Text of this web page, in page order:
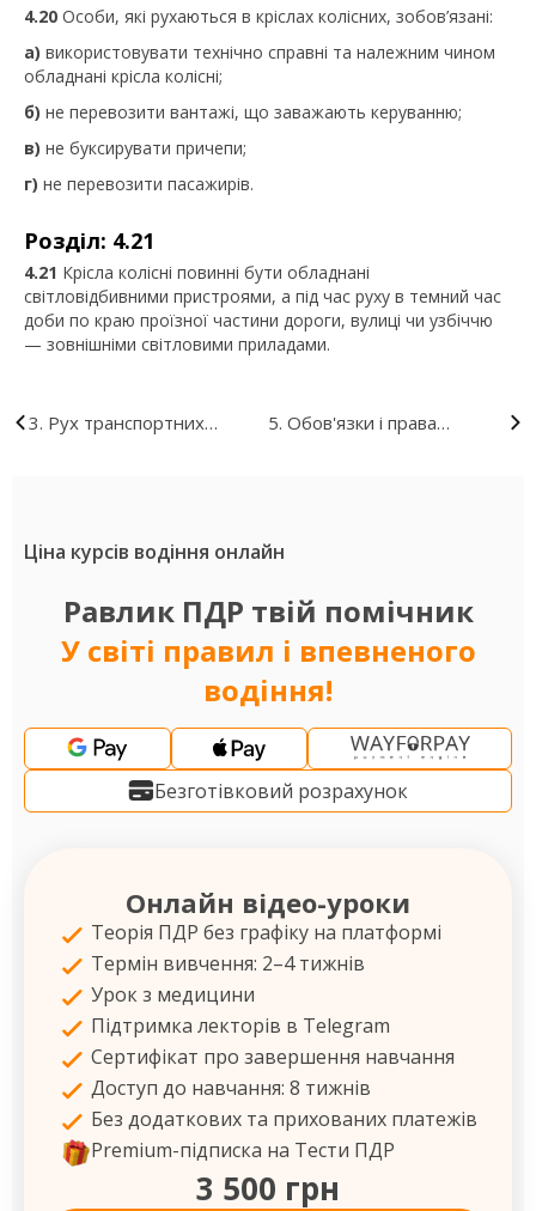
4.20 Особи, які рухаються в кріслах колісних, зобов’язані:
а) використовувати технічно справні та належним чином
обладнані крісла колісні;
б) не перевозити вантажі, що заважають керуванню;
в) не буксирувати причепи;
г) не перевозити пасажирів.
Розділ: 4.21
4.21 Крісла колісні повинні бути обладнані
світловідбивними пристроями, а під час руху в темний час
доби по краю проїзної частини дороги, вулиці чи узбіччю
— зовнішніми світловими приладами.
3. Рух транспортних
5. Обов'язки і права
Ціна курсів водіння онлайн
Равлик ПДР твій помічник
У світі правил і впевненого
водіння!
Безготівковий розрахунок
Онлайн відео-уроки
Теорія ПДР без графіку на платформі
Термін вивчення: 2–4 тижнів
Урок з медицини
Підтримка лекторів в Telegram
Сертифікат про завершення навчання
Доступ до навчання: 8 тижнів
Без додаткових та прихованих платежів
Premium-підписка на Тести ПДР
3 500 грн